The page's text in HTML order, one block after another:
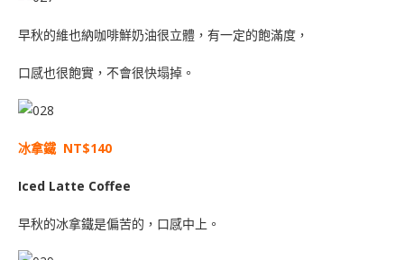
早秋的維也納咖啡鮮奶油很立體，有一定的飽滿度，
口感也很飽實，不會很快塌掉。
冰拿鐵 NT$140
Iced Latte Coffee
早秋的冰拿鐵是偏苦的，口感中上。